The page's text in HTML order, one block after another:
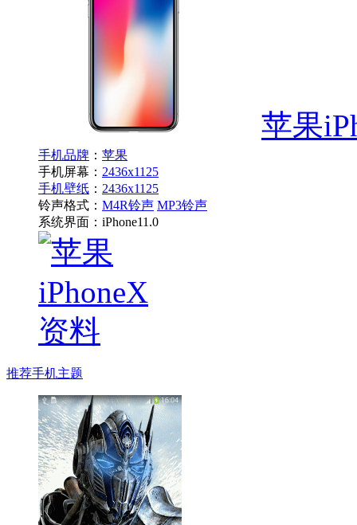
苹果
手机品牌 ： 苹果
手机屏幕： 2436x1125
手机壁纸 ： 2436x1125
铃声格式： M4R铃声 MP3铃声
系统界面： iPhone11.0
推荐手机主题